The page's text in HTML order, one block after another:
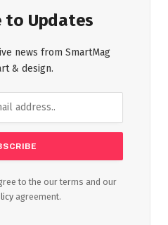
to Updates
news from SmartMag
& design.
to the our terms and our
agreement.